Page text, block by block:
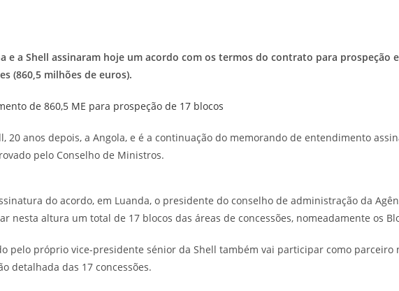
e a Shell assinaram hoje um acordo com os termos do contrato para
(860,5 milhões de euros).
20 anos depois, a Angola, e é a continuação do memorando de entendimento
pelo Conselho de Ministros.
do acordo, em Luanda, o presidente do conselho de administração da
nesta altura um total de 17 blocos das áreas de concessões, nomeadamente os
pelo próprio vice-presidente sénior da Shell também vai participar como
detalhada das 17 concessões.